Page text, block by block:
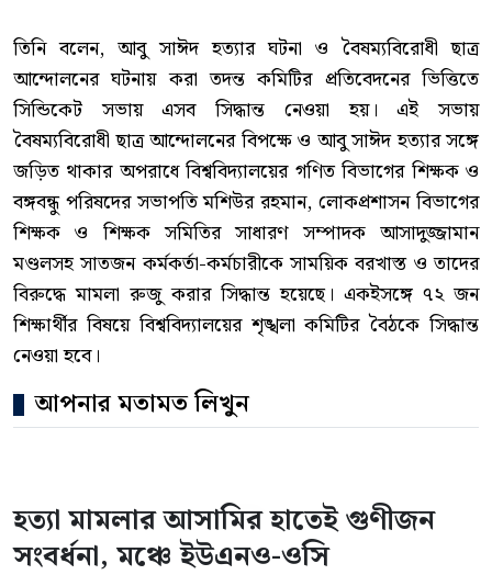
তিনি বলেন, আবু সাঈদ হত্যার ঘটনা ও বৈষম্যবিরোধী ছাত্র
আন্দোলনের ঘটনায় করা তদন্ত কমিটির প্রতিবেদনের ভিত্তিতে
সিন্ডিকেট সভায় এসব সিদ্ধান্ত নেওয়া হয়। এই সভায়
বৈষম্যবিরোধী ছাত্র আন্দোলনের বিপক্ষে ও আবু সাঈদ হত্যার সঙ্গে
জড়িত থাকার অপরাধে বিশ্ববিদ্যালয়ের গণিত বিভাগের শিক্ষক ও
বঙ্গবন্ধু পরিষদের সভাপতি মশিউর রহমান, লোকপ্রশাসন বিভাগের
শিক্ষক ও শিক্ষক সমিতির সাধারণ সম্পাদক আসাদুজ্জামান
মণ্ডলসহ সাতজন কর্মকর্তা-কর্মচারীকে সাময়িক বরখাস্ত ও তাদের
বিরুদ্ধে মামলা রুজু করার সিদ্ধান্ত হয়েছে। একইসঙ্গে ৭২ জন
শিক্ষার্থীর বিষয়ে বিশ্ববিদ্যালয়ের শৃঙ্খলা কমিটির বৈঠকে সিদ্ধান্ত
নেওয়া হবে।
আপনার মতামত লিখুন
হত্যা মামলার আসামির হাতেই গুণীজন
সংবর্ধনা, মঞ্চে ইউএনও-ওসি